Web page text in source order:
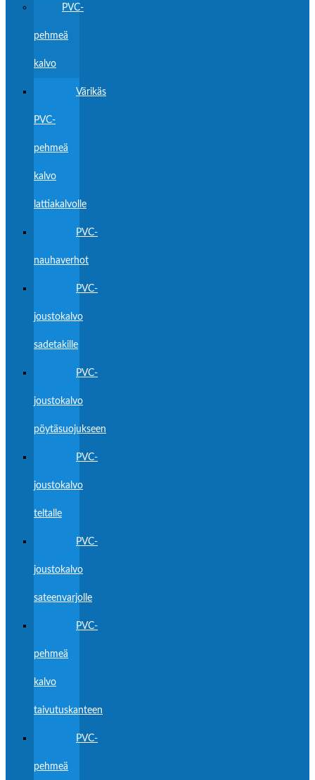
PVC-
pehmeä
kalvo
Värikäs
PVC-
pehmeä
kalvo
lattiakalvolle
PVC-
nauhaverhot
PVC-
joustokalvo
sadetakille
PVC-
joustokalvo
pöytäsuojukseen
PVC-
joustokalvo
teltalle
PVC-
joustokalvo
sateenvarjolle
PVC-
pehmeä
kalvo
taivutuskanteen
PVC-
pehmeä